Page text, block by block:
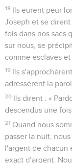
18 Ils eurent peur
Joseph et se dirent
fois dans nos sacs
sur nous, se
comme esclaves
19 Ils
adressèrent la
20 Ils dirent : «
descendus une
21 Quand nous
passer la nuit,
l'argent de chacun
exact d’argent.